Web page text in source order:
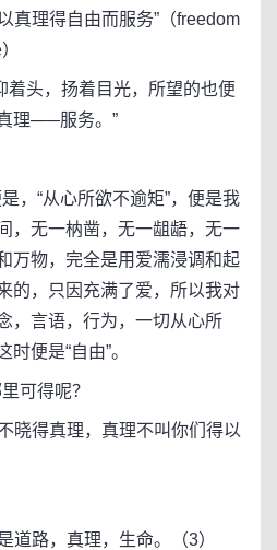
理得自由而服务”（freedom
头，扬着目光，所望的也便
理─—服务。”
，“从心所欲不逾矩”，便是我
，无一枘凿，无一龃龉，无一
万物，完全是用爱濡浸调和起
的，只因充满了爱，所以我对
，言语，行为，一切从心所
便是“自由”。
可得呢？
得真理，真理不叫你们得以
路，真理，生命。（3）